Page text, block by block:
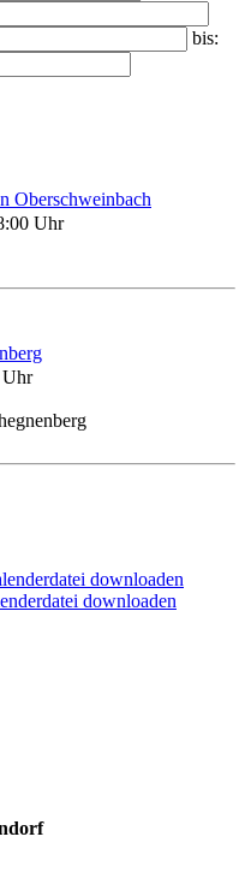
bis:
Oberschweinbach
Uhr
Uhr
downloaden
downloaden